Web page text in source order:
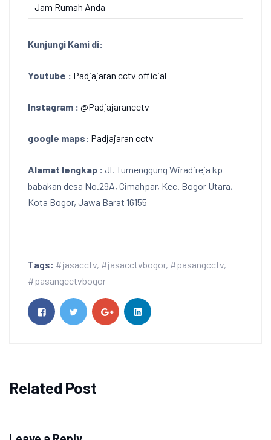
Jam Rumah Anda
Kunjungi Kami di:
Youtube : Padjajaran cctv official
Instagram : @Padjajarancctv
google maps: Padjajaran cctv
Alamat lengkap : Jl. Tumenggung Wiradireja kp
babakan desa No.29A, Cimahpar, Kec. Bogor Utara,
Kota Bogor, Jawa Barat 16155
Tags: #jasacctv, #jasacctvbogor, #pasangcctv,
#pasangcctvbogor
Related Post